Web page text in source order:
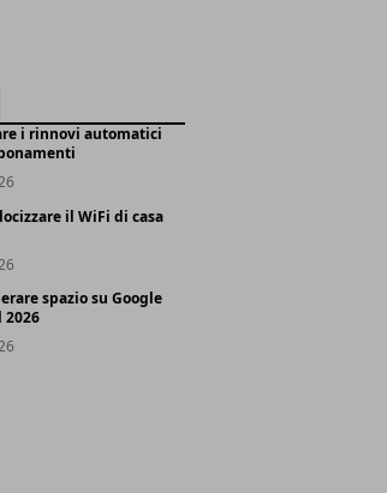
i rinnovi automatici
il WiFi di casa
spazio su Google
2026